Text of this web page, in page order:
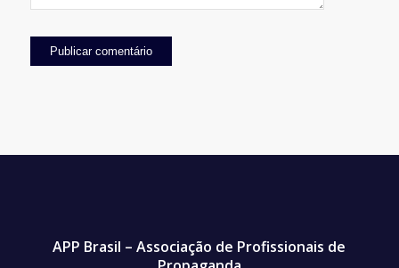
APP Brasil – Associação de Profissionais de